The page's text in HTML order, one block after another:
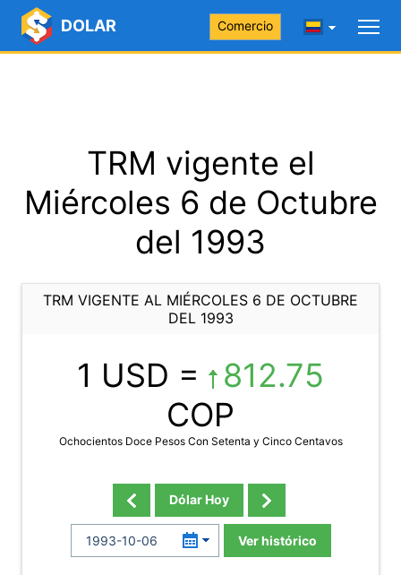
DOLAR Comercio
TRM vigente el
Miércoles 6 de Octubre
del 1993
TRM VIGENTE AL MIÉRCOLES 6 DE OCTUBRE
DEL 1993
1 USD =
812.75
COP
Ochocientos Doce Pesos Con Setenta y Cinco Centavos
Dólar Hoy
Ver histórico